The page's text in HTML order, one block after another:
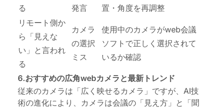
る
発言
置・角度を再調整
リモート側か
ら「見えな
い」と言われ
る
カメラ
の選択
ミス
使用中のカメラがweb会議
ソフトで正しく選択されて
いるか確認
6.おすすめの広角webカメラと最新トレンド
従来のカメラは「広く映せるカメラ」ですが、AI技
術の進化により、カメラは会議の「見え方」と「聞